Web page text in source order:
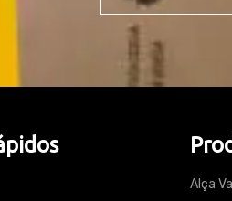
Alça